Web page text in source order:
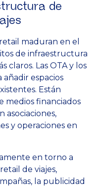
de
maduran en el
de infraestructura
claros. Las OTA y los
espacios
Están
medios financiados
asociaciones,
y operaciones en
en torno a
de viajes,
la publicidad